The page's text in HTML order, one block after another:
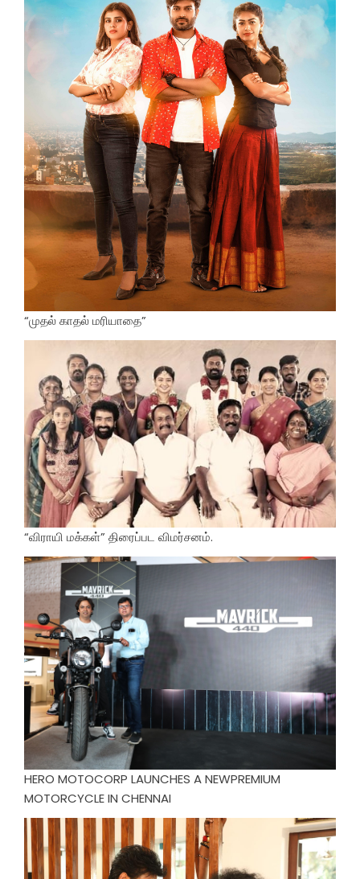
“முதல் காதல் மரியாதை”
“விராயி மக்கள்” திரைப்பட விமர்சனம்.
HERO MOTOCORP LAUNCHES A NEWPREMIUM
MOTORCYCLE IN CHENNAI